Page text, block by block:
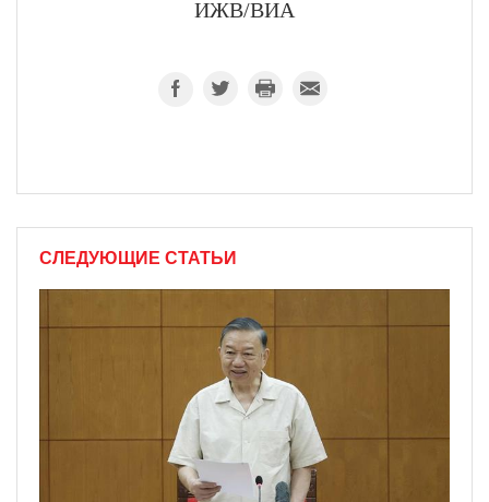
ИЖВ/ВИА
СЛЕДУЮЩИЕ СТАТЬИ